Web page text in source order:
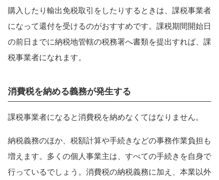
購入したり輸出免税取引をしたりするときは、課税事業者
になって還付を受けるのがおすすめです。課税期間開始日
の前日までに納税地管轄の税務署へ書類を提出すれば、課
税事業者になれます。
消費税を納める義務が発生する
課税事業者になると消費税を納めなくてはなりません。
納税義務のほか、税額計算や手続きなどの事務作業負担も
増えます。多くの個人事業主は、すべての手続きを自身で
行っているでしょう。消費税の納税義務に加え、本業以外